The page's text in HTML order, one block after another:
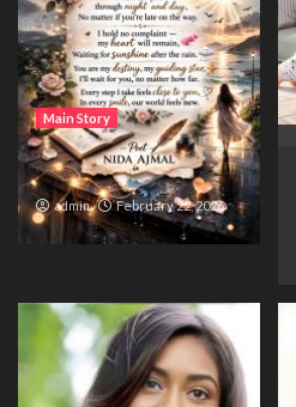
Main Story
Waiting for sunshine
admin February 22, 2026